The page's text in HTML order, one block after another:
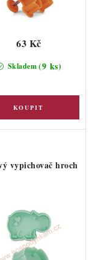
Skladem(9 ks)
63 Kč
vypichovač hroch